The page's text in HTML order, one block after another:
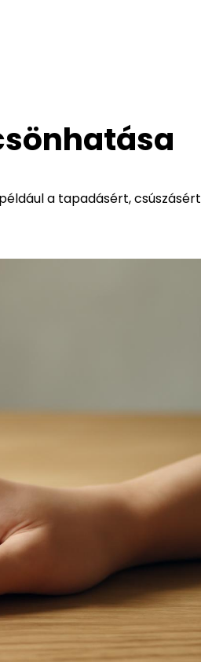
a tapadásért, csúszásért